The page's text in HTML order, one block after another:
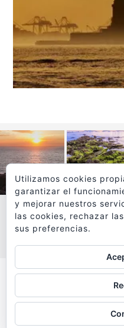
VER MÁS
Todos los
y están
Utilizamos cookies
garantizar el
y mejorar nuestros
las cookies, rechazar
sus preferencias.